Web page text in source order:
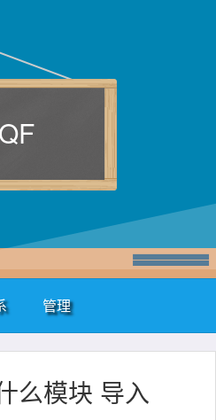
管理
么模块 导入